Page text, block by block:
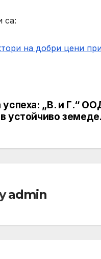
са:
на добри цени
успеха: „В. и Г.“
устойчиво
admin